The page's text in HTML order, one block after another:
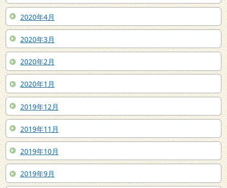
2020年4月
2020年3月
2020年2月
2020年1月
2019年12月
2019年11月
2019年10月
2019年9月